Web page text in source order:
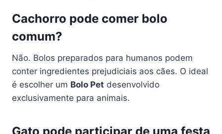
Cachorro pode comer bolo
comum?
Não. Bolos preparados para humanos podem
conter ingredientes prejudiciais aos cães. O ideal
é escolher um Bolo Pet desenvolvido
exclusivamente para animais.